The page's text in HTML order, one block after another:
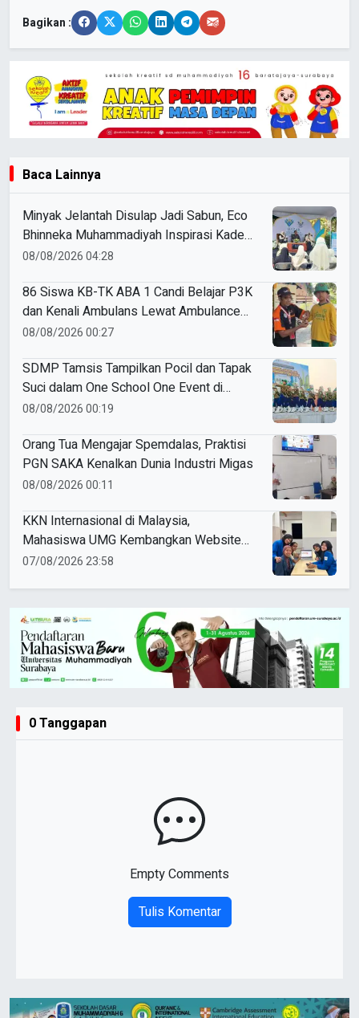
Bagikan :
Baca Lainnya
Minyak Jelantah Disulap Jadi Sabun, Eco
Bhinneka Muhammadiyah Inspirasi Kader
Nasyiatul Aisyiyah
08/08/2026 04:28
86 Siswa KB-TK ABA 1 Candi Belajar P3K
dan Kenali Ambulans Lewat Ambulance
Goes to Schools
08/08/2026 00:27
SDMP Tamsis Tampilkan Pocil dan Tapak
Suci dalam One School One Event di
Mojokerto
08/08/2026 00:19
Orang Tua Mengajar Spemdalas, Praktisi
PGN SAKA Kenalkan Dunia Industri Migas
08/08/2026 00:11
KKN Internasional di Malaysia,
Mahasiswa UMG Kembangkan Website
Pengenalan Budaya Indonesia
07/08/2026 23:58
0 Tanggapan
Empty Comments
Tulis Komentar